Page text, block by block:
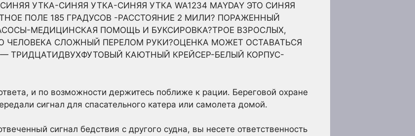
УТКА-СИНЯЯ УТКА-СИНЯЯ УТКА WA1234 MAYDAY ЭТО СИНЯЯ
ПОЛЕ 185 ГРАДУСОВ -РАССТОЯНИЕ 2 МИЛИ? ПОРАЖЕННЫЙ
МЕДИЦИНСКАЯ ПОМОЩЬ И БУКСИРОВКА?ТРОЕ ВЗРОСЛЫХ,
ЧЕЛОВЕКА СЛОЖНЫЙ ПЕРЕЛОМ РУКИ?ОЦЕНКА МОЖЕТ ОСТАВАТЬСЯ
— ТРИДЦАТИДВУХФУТОВЫЙ КАЮТНЫЙ КРЕЙСЕР-БЕЛЫЙ КОРПУС-
и по возможности держитесь поближе к рации. Береговой охране
сигнал для спасательного катера или самолета домой.
сигнал бедствия с другого судна, вы несете ответственность